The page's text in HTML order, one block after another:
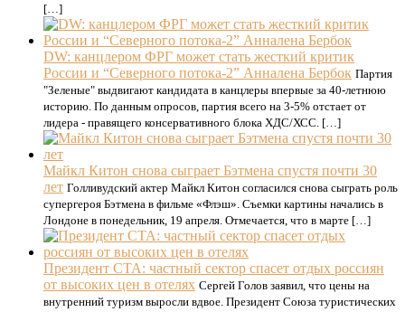
[…]
DW: канцлером ФРГ может стать жесткий критик
России и “Северного потока-2” Анналена Бербок Партия
"Зеленые" выдвигают кандидата в канцлеры впервые за 40-летнюю
историю. По данным опросов, партия всего на 3-5% отстает от
лидера - правящего консервативного блока ХДС/ХСС. […]
Майкл Китон снова сыграет Бэтмена спустя почти 30
лет Голливудский актер Майкл Китон согласился снова сыграть роль
супергероя Бэтмена в фильме «Флэш». Съемки картины начались в
Лондоне в понедельник, 19 апреля. Отмечается, что в марте […]
Президент СТА: частный сектор спасет отдых россиян
от высоких цен в отелях Сергей Голов заявил, что цены на
внутренний туризм выросли вдвое. Президент Союза туристических